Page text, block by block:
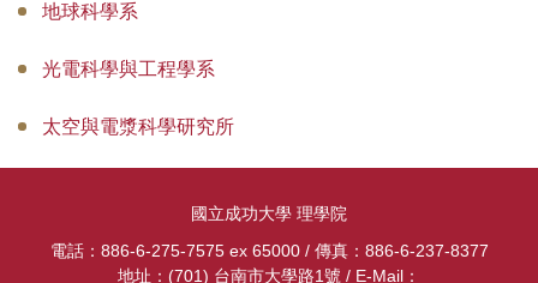
理學院教室借用
理學院共儀平台
升等專區
理學院研究日
地球科學系
光電科學與工程學系
太空與電漿科學研究所
國立成功大學 理學院
電話：886-6-275-7575 ex 65000 / 傳真：886-6-237-8377
地址：(701) 台南市大學路1號 / E-Mail：